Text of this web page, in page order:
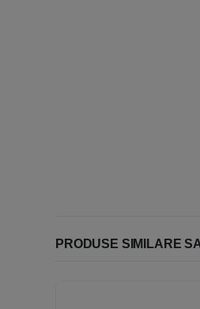
PRODUSE SIMILARE